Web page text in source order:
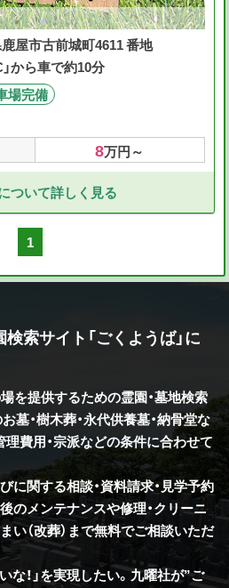
屋市古前城町4611 番地
から車で約10分
場完備
8万円～
ついて詳しく見る
1
索サイト「ごくようば」に
場を提供するための霊園・墓地検索
墓・樹木葬・永代供養墓・納骨堂な
理費用・宗派などの条件に合わせて
に関する相談・資料請求・見学予約
のメンテナンスや修理・クリーニ
い（改葬）まで無料でご相談いただ
な！」を実現したい。九曜社が”ご